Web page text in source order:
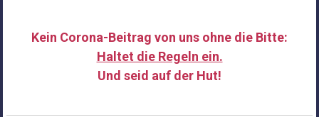
Kein Corona-Beitrag von uns ohne die Bitte:
Haltet die Regeln ein.
Und seid auf der Hut!